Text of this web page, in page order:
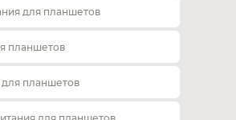
для планшетов
планшетов
планшетов